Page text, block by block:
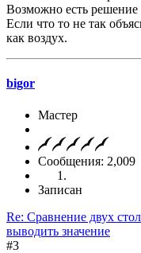
Возможно есть
Если что то не так
как воздух.
bigor
Мастер
Сообщения: 2,009
Записан
Re: Сравнение двух
выводить значение
#3